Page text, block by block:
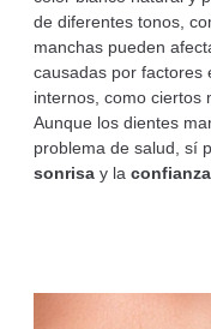
de diferentes tonos,
manchas pueden
causadas por factores
internos, como ciertos
Aunque los dientes
problema de salud, sí
sonrisa y la